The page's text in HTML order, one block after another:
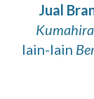
Jual
lain-lain